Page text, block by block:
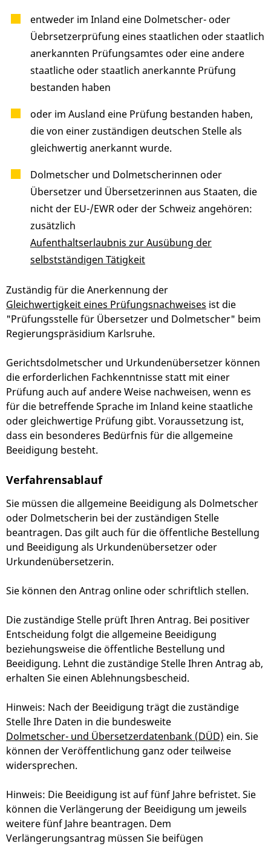
entweder im Inland eine Dolmetscher- oder
Üebrsetzerprüfung eines staatlichen oder staatlich
anerkannten Prüfungsamtes oder eine andere
staatliche oder staatlich anerkannte Prüfung
bestanden haben
oder im Ausland eine Prüfung bestanden haben,
die von einer zuständigen deutschen Stelle als
gleichwertig anerkannt wurde.
Dolmetscher und Dolmetscherinnen oder
Übersetzer und Übersetzerinnen aus Staaten, die
nicht der EU-/EWR oder der Schweiz angehören:
zusätzlich
Aufenthaltserlaubnis zur Ausübung der
selbstständigen Tätigkeit
Zuständig für die Anerkennung der
Gleichwertigkeit eines Prüfungsnachweises ist die
"Prüfungsstelle für Übersetzer und Dolmetscher" beim
Regierungspräsidium Karlsruhe.
Gerichtsdolmetscher und Urkundenübersetzer können
die erforderlichen Fachkenntnisse statt mit einer
Prüfung auch auf andere Weise nachweisen, wenn es
für die betreffende Sprache im Inland keine staatliche
oder gleichwertige Prüfung gibt. Voraussetzung ist,
dass ein besonderes Bedürfnis für die allgemeine
Beeidigung besteht.
Verfahrensablauf
Sie müssen die allgemeine Beeidigung als Dolmetscher
oder Dolmetscherin bei der zuständigen Stelle
beantragen. Das gilt auch für die öffentliche Bestellung
und Beeidigung als Urkundenübersetzer oder
Urkundenübersetzerin.
Sie können den Antrag online oder schriftlich stellen.
Die zuständige Stelle prüft Ihren Antrag. Bei positiver
Entscheidung folgt die allgemeine Beeidigung
beziehungsweise die öffentliche Bestellung und
Beeidigung. Lehnt die zuständige Stelle Ihren Antrag ab,
erhalten Sie einen Ablehnungsbescheid.
Hinweis: Nach der Beeidigung trägt die zuständige
Stelle Ihre Daten in die bundesweite
Dolmetscher- und Übersetzerdatenbank (DÜD) ein. Sie
können der Veröffentlichung ganz oder teilweise
widersprechen.
Hinweis: Die Beeidigung ist auf fünf Jahre befristet. Sie
können die Verlängerung der Beeidigung um jeweils
weitere fünf Jahre beantragen. Dem
Verlängerungsantrag müssen Sie beifügen